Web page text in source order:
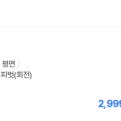
평면 /
피벗(회전)